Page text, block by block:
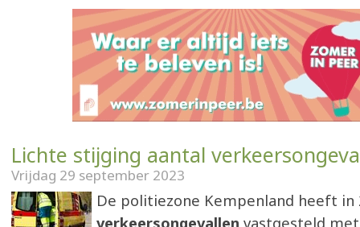
Lichte stijging aantal
Vrijdag 29 september 2023
De politiezone Kempenland heeft in
verkeersongevallen vastgesteld